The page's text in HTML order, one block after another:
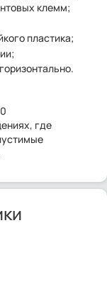
клемм;
пластика;
где